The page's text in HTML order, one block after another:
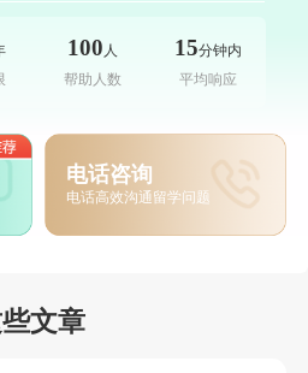
之一。
国际科技大学联盟、全
大学享有德国政府的重
工学院
100 人
帮助人数
15分钟内
平均响应
电话咨询
电话高效沟通留学问题
文章